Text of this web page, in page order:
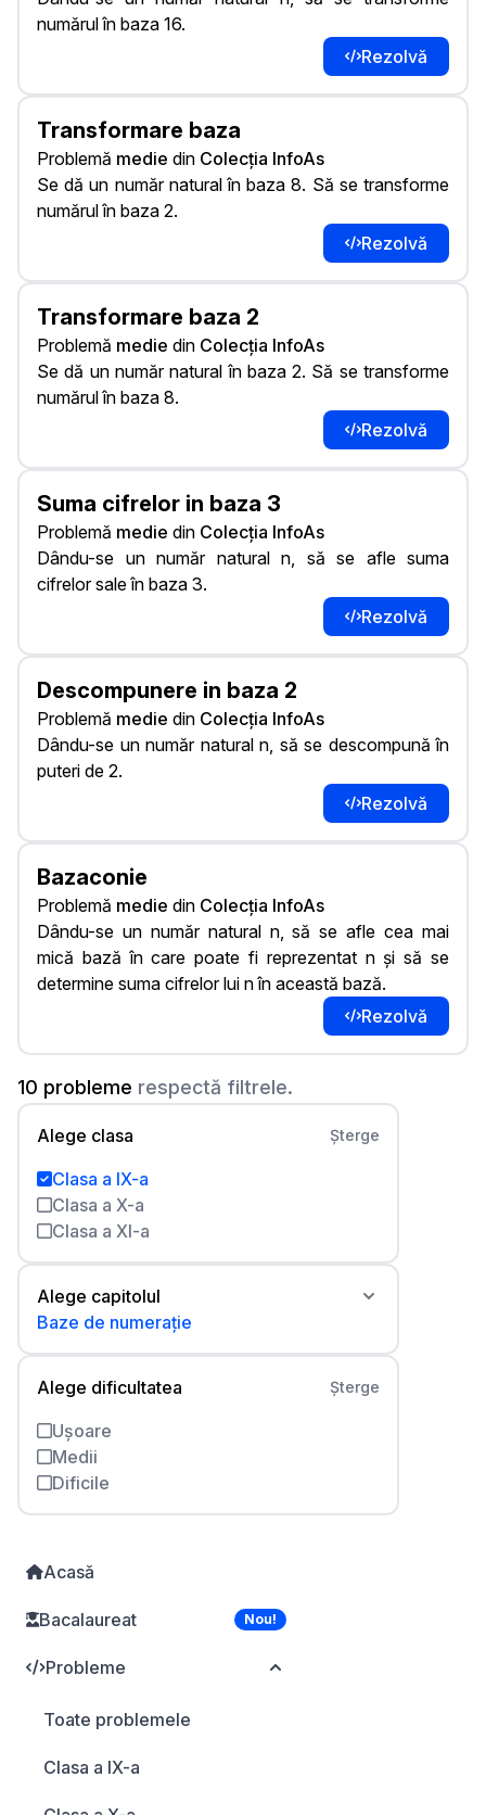
Acasă
Bacalaureat Nou!
Probleme
Toate problemele
Clasa a IX-a
numărul în baza 16.
Rezolvă
Transformare baza
Problemă medie din Colecția InfoAs
Se dă un număr natural în baza 8. Să se transforme
numărul în baza 2.
Rezolvă
Transformare baza 2
Problemă medie din Colecția InfoAs
Se dă un număr natural în baza 2. Să se transforme
numărul în baza 8.
Rezolvă
Suma cifrelor in baza 3
Problemă medie din Colecția InfoAs
Dându-se un număr natural n, să se afle suma
cifrelor sale în baza 3.
Rezolvă
Descompunere in baza 2
Problemă medie din Colecția InfoAs
Dându-se un număr natural n, să se descompună în
puteri de 2.
Rezolvă
Bazaconie
Problemă medie din Colecția InfoAs
Dându-se un număr natural n, să se afle cea mai
mică bază în care poate fi reprezentat n și să se
determine suma cifrelor lui n în această bază.
Rezolvă
10 probleme respectă filtrele.
Alege clasa Șterge
Clasa a IX-a
Clasa a X-a
Clasa a XI-a
Alege capitolul
Baze de numerație
Alege dificultatea Șterge
Ușoare
Medii
Dificile